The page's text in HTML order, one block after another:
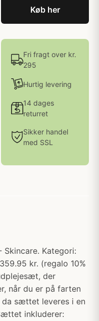
Køb her
Fri fragt over kr.
295
Hurtig levering
14 dages
returret
Sikker handel
med SSL
Kategori:
kr. (regalo 10%
der
når du er på farten
da sættet leveres i en
inkluderer: